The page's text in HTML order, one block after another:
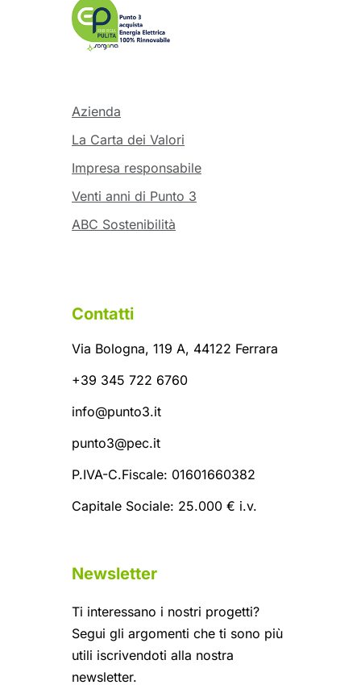
Azienda
La Carta dei Valori
Impresa responsabile
Venti anni di Punto 3
ABC Sostenibilità
Contatti
Via Bologna, 119 A, 44122 Ferrara
+39 345 722 6760
info@punto3.it
punto3@pec.it
P.IVA-C.Fiscale: 01601660382
Capitale Sociale: 25.000 € i.v.
Newsletter
Ti interessano i nostri progetti?
Segui gli argomenti che ti sono più
utili iscrivendoti alla nostra
newsletter.